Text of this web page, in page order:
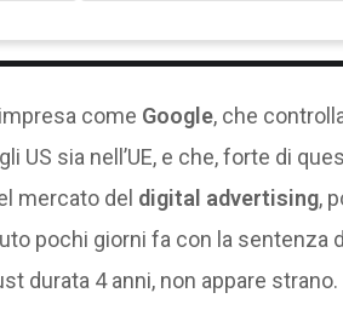
come Google, che
US sia nell’UE, e che, forte di
mercato del digital advertising,
pochi giorni fa con la sentenza
durata 4 anni, non appare strano.